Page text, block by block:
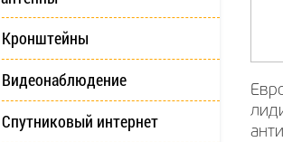
Кронштейны
Видеонаблюдение
Спутниковый интернет